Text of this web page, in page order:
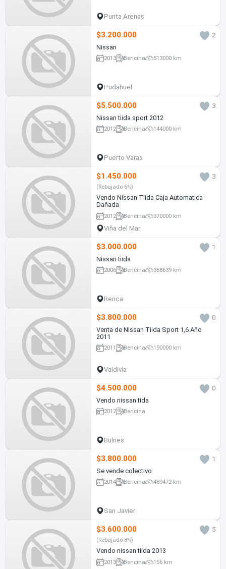
Punta Arenas
$3.200.000
2
Nissan
2013 Bencina 513000 km
Pudahuel
$5.500.000
3
Nissan tiida sport 2012
2012 Bencina 144000 km
Puerto Varas
$1.450.000 3
(Rebajado 6%)
Vendo Nissan Tiida Caja Automatica
Dañada
2012 Bencina 370000 km
Viña del Mar
$3.000.000
1
Nissan tiida
2006 Bencina 368639 km
Renca
$3.800.000
0
Venta de Nissan Tiida Sport 1,6 Año
2011
2011 Bencina 190000 km
Valdivia
$4.500.000
0
Vendo nissan tida
2012 Bencina
Bulnes
$3.800.000
1
Se vende colectivo
2014 Bencina 489472 km
San Javier
$3.600.000 5
(Rebajado 8%)
Vendo nissan tiida 2013
2013 Bencina 156 km